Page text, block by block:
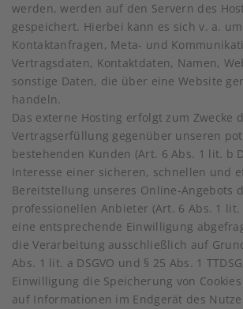
werden, werden auf den Servern des
gespeichert. Hierbei kann es sich v. a.
Kontaktanfragen, Meta- und
Vertragsdaten, Kontaktdaten, Namen,
sonstige Daten, die über eine Website
handeln.
Das externe Hosting erfolgt zum Zwecke
Vertragserfüllung gegenüber unseren
bestehenden Kunden (Art. 6 Abs. 1 lit. b
Interesse einer sicheren, schnellen und
Bereitstellung unseres Online-Angebots
professionellen Anbieter (Art. 6 Abs. 1 lit.
eine entsprechende Einwilligung
die Verarbeitung ausschließlich auf
Abs. 1 lit. a DSGVO und § 25 Abs. 1
Einwilligung die Speicherung von
auf Informationen im Endgerät des